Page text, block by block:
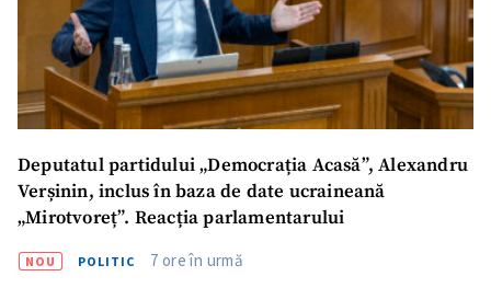
Deputatul partidului „Democrația Acasă”, Alexandru
Verșinin, inclus în baza de date ucraineană
„Mirotvoreț”. Reacția parlamentarului
NOU POLITIC 7 ore în urmă
ȘTIREA MEA
Titlu știre
+ Adaugă titlu
Fotografie
+ Încarcă imagine